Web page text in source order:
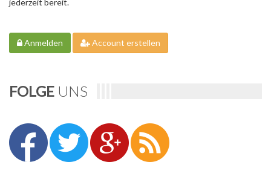
jederzeit bereit.
Anmelden Account erstellen
FOLGE UNS